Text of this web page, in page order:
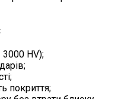
3000 HV);
покриття;